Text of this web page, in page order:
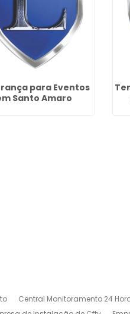
para Eventos
Santo Amaro
Central Monitoramento 24